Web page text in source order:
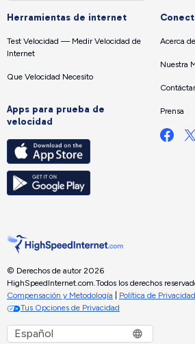
Herramientas de internet
Test Velocidad — Medir Velocidad de
Internet
Que Velocidad Necesito
Apps para prueba de
velocidad
Acerca
Nuestra
Prensa
© Derechos de autor 2026
HighSpeedInternet.com. Todos los derechos
Compensación y Metodología
Política de
Tus Opciones de Privacidad